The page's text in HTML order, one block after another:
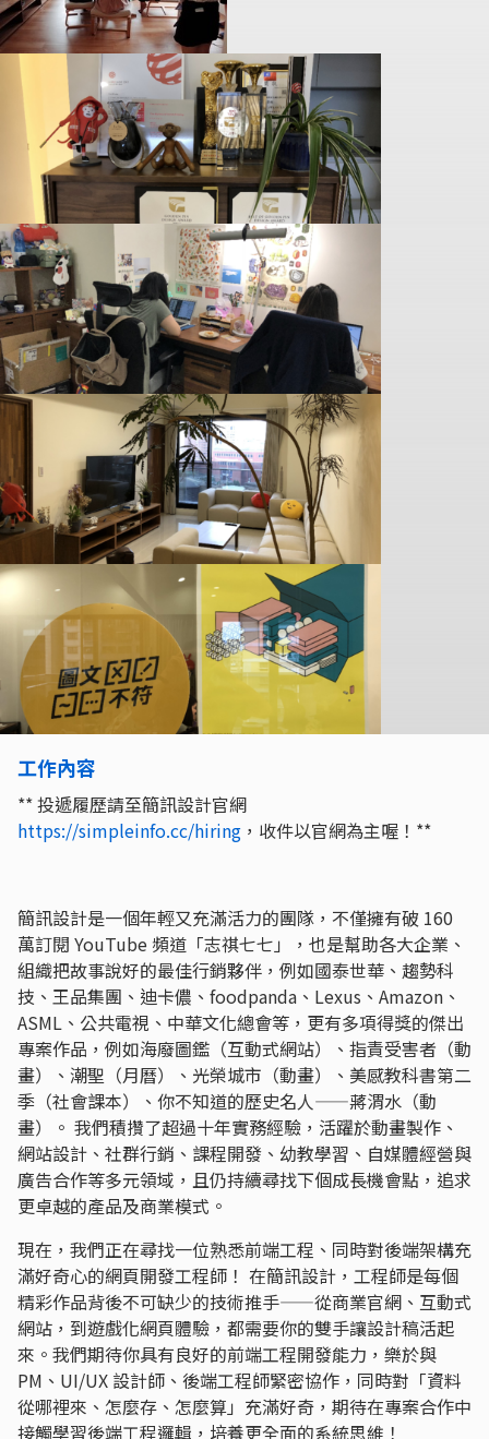
工作內容
** 投遞履歷請至簡訊設計官網
https://simpleinfo.cc/hiring ，收件以官網為主喔！**
簡訊設計是一個年輕又充滿活力的團隊，不僅擁有破 160
萬訂閱 YouTube 頻道「志祺七七」，也是幫助各大企業、
組織把故事說好的最佳行銷夥伴，例如國泰世華、趨勢科
技、王品集團、迪卡儂、foodpanda、Lexus、Amazon、
ASML、公共電視、中華文化總會等，更有多項得獎的傑出
專案作品，例如海廢圖鑑（互動式網站）、指責受害者（動
畫）、潮聖（月曆）、光榮城市（動畫）、美感教科書第二
季（社會課本）、你不知道的歷史名人——蔣渭水（動
畫）。 我們積攢了超過十年實務經驗，活躍於動畫製作、
網站設計、社群行銷、課程開發、幼教學習、自媒體經營與
廣告合作等多元領域，且仍持續尋找下個成長機會點，追求
更卓越的產品及商業模式。
現在，我們正在尋找一位熟悉前端工程、同時對後端架構充
滿好奇心的網頁開發工程師！ 在簡訊設計，工程師是每個
精彩作品背後不可缺少的技術推手——從商業官網、互動式
網站，到遊戲化網頁體驗，都需要你的雙手讓設計稿活起
來。我們期待你具有良好的前端工程開發能力，樂於與
PM、UI/UX 設計師、後端工程師緊密協作，同時對「資料
從哪裡來、怎麼存、怎麼算」充滿好奇，期待在專案合作中
接觸學習後端工程邏輯，培養更全面的系統思維！